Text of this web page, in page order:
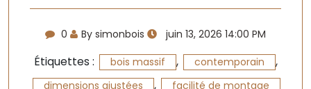
0 By simonbois juin 13, 2026 14:00 PM
Étiquettes : bois massif , contemporain ,
dimensions ajustées , facilité de montage